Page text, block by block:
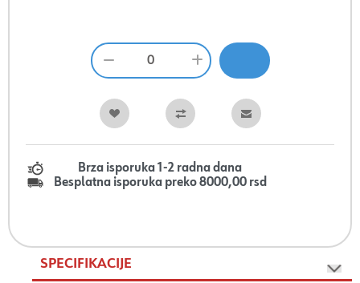
Brza isporuka 1-2 radna dana
Besplatna isporuka preko 8000,00 rsd
SPECIFIKACIJE